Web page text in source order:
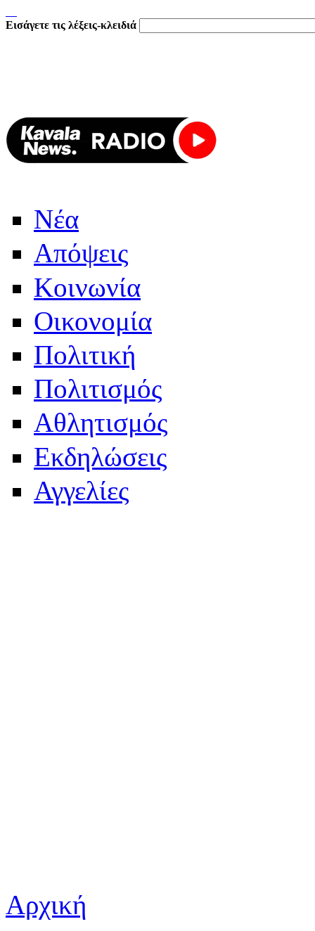
Εισάγετε τις λέξεις-κλειδιά
Νέα
Απόψεις
Κοινωνία
Οικονομία
Πολιτική
Πολιτισμός
Αθλητισμός
Εκδηλώσεις
Αγγελίες
Είστε εδώ
Αρχική